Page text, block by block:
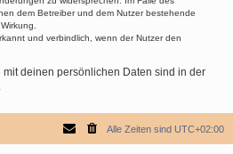
dem Betreiber und dem Nutzer bestehende
und verbindlich, wenn der Nutzer den
deinen persönlichen Daten sind in der
Alle Zeiten sind UTC+02:00